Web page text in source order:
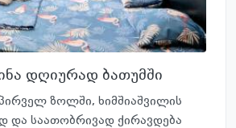
დღიურად ბათუმში
ზოლში, ხიმშიაშვილის
და საათობრივად ქირავდება